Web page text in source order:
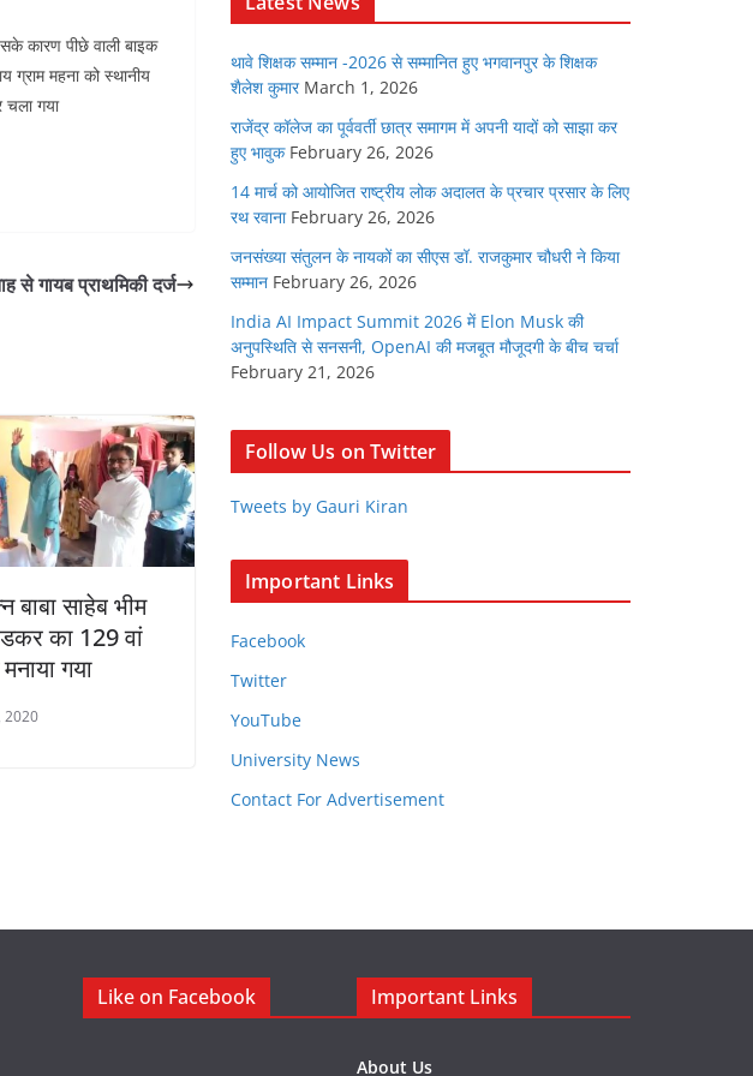
कारण पीछे वाली बाइक
ग्राम महना को स्थानीय
चला गया
से गायब प्राथमिकी दर्ज
बाबा साहेब भीम
का 129 वां
गया
2020
थावे शिक्षक सम्मान -2026 से सम्मानित हुए भगवानपुर के शिक्षक
शैलेश कुमार March 1, 2026
राजेंद्र कॉलेज का पूर्ववर्ती छात्र समागम में अपनी यादों को साझा कर
हुए भावुक February 26, 2026
14 मार्च को आयोजित राष्ट्रीय लोक अदालत के प्रचार प्रसार के लिए
रथ रवाना February 26, 2026
जनसंख्या संतुलन के नायकों का सीएस डॉ. राजकुमार चौधरी ने किया
सम्मान February 26, 2026
India AI Impact Summit 2026 में Elon Musk की
अनुपस्थिति से सनसनी, OpenAI की मजबूत मौजूदगी के बीच चर्चा
February 21, 2026
Follow Us on Twitter
Tweets by Gauri Kiran
Important Links
Facebook
Twitter
YouTube
University News
Contact For Advertisement
Like on Facebook Important Links
About Us